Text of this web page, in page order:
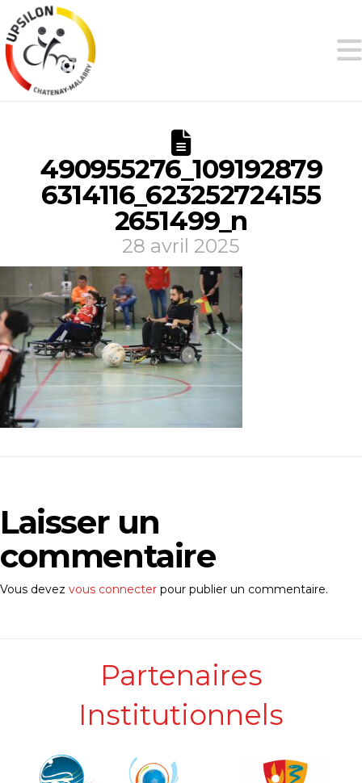
490955276_109192879
6314116_623252724155
2651499_n
28 avril 2025
Laisser un
commentaire
Vous devez vous connecter pour publier un commentaire.
Partenaires
Institutionnels